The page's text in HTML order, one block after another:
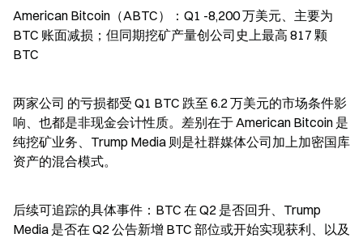
American Bitcoin（ABTC）：Q1 -8,200 万美元、主要为
BTC 账面减损；但同期挖矿产量创公司史上最高 817 颗
BTC
两家公司 的亏损都受 Q1 BTC 跌至 6.2 万美元的市场条件影
响、也都是非现金会计性质。差别在于 American Bitcoin 是
纯挖矿业务、Trump Media 则是社群媒体公司加上加密国库
资产的混合模式。
后续可追踪的具体事件：BTC 在 Q2 是否回升、Trump
Media 是否在 Q2 公告新增 BTC 部位或开始实现获利、以及